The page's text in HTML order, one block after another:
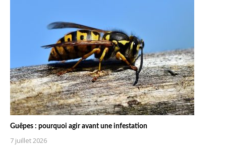
Guêpes : pourquoi agir avant une infestation
7 juillet 2026